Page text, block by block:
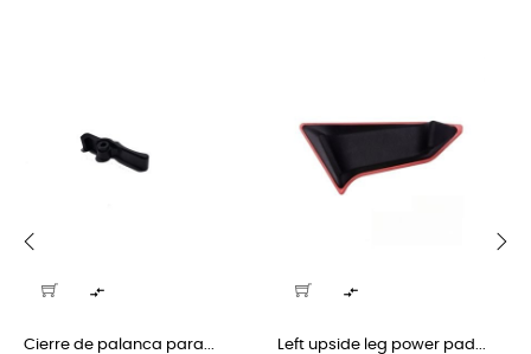

Cierre de palanca para...

Left upside leg power pad...